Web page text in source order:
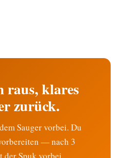
raus, klares
zurück.
Sauger vorbei. Du
— nach 3
der Spuk vorbei.